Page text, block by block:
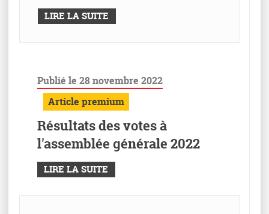
LIRE LA SUITE
Publié le 28 novembre 2022
Article premium
Résultats des votes à
l'assemblée générale 2022
LIRE LA SUITE